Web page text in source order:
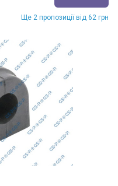
Ще 2 пропозиції від 62 грн